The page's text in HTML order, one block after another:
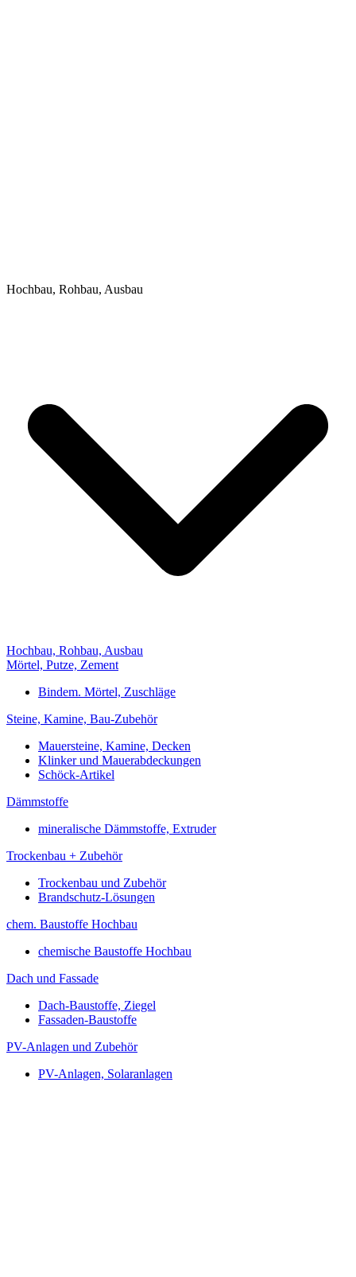
Hochbau, Rohbau, Ausbau
Hochbau, Rohbau, Ausbau
Mörtel, Putze, Zement
Bindem. Mörtel, Zuschläge
Steine, Kamine, Bau-Zubehör
Mauersteine, Kamine, Decken
Klinker und Mauerabdeckungen
Schöck-Artikel
Dämmstoffe
mineralische Dämmstoffe, Extruder
Trockenbau + Zubehör
Trockenbau und Zubehör
Brandschutz-Lösungen
chem. Baustoffe Hochbau
chemische Baustoffe Hochbau
Dach und Fassade
Dach-Baustoffe, Ziegel
Fassaden-Baustoffe
PV-Anlagen und Zubehör
PV-Anlagen, Solaranlagen